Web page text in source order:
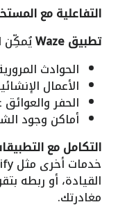
التفاعلية مع
تطبيق Waze
يُمكِّن
الحوادث
الأعمال
الحفر
أماكن وجود
التكامل مع
القيادة، أو ربطه
مغادرتك.